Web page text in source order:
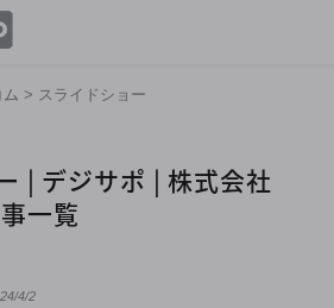
> スライドショー
| デジサポ | 株式会社
一覧
4/2